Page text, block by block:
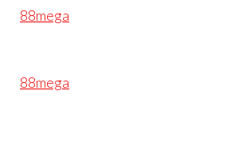
88mega
88mega